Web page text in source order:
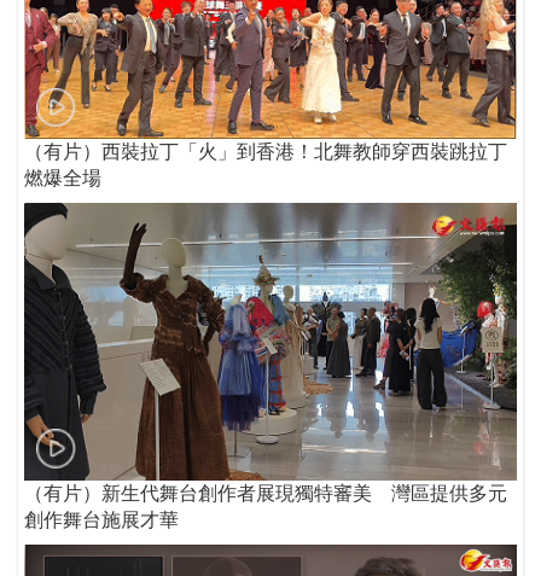
（有片）西裝拉丁「火」到香港！北舞教師穿西裝跳拉丁
燃爆全場
（有片）新生代舞台創作者展現獨特審美 灣區提供多元
創作舞台施展才華